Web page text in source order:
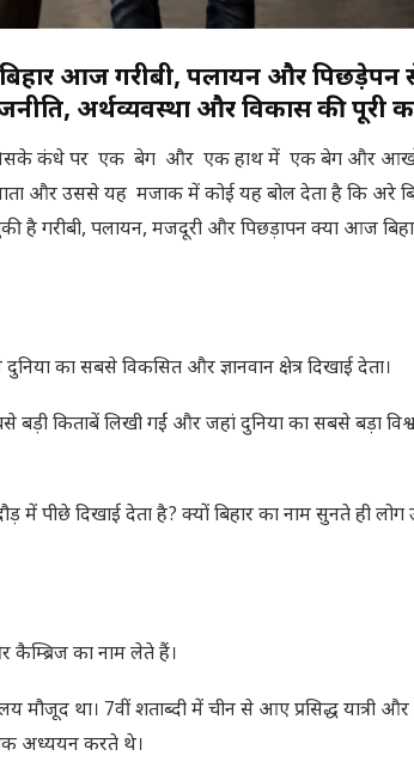
बिहार आज गरीबी, पलायन और पिछड़ेपन
अर्थव्यवस्था और विकास की पूरी
जिसके कंधे पर एक बेग और एक हाथ में एक बेग और
और उससे यह मजाक में कोई यह बोल देता है कि अरे
गरीबी, पलायन, मजदूरी और पिछड़ापन क्या आज
का सबसे विकसित और ज्ञानवान क्षेत्र दिखाई देता।
बड़ी किताबें लिखी गईं और जहां दुनिया का सबसे बड़ा
में पीछे दिखाई देता है? क्यों बिहार का नाम सुनते ही
कैम्ब्रिज का नाम लेते हैं।
था। 7वीं शताब्दी में चीन से आए प्रसिद्ध यात्री और
अध्ययन करते थे।